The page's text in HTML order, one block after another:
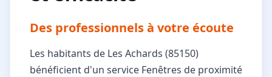
Des professionnels à votre écoute
Les habitants de Les Achards (85150)
bénéficient d'un service Fenêtres de proximité